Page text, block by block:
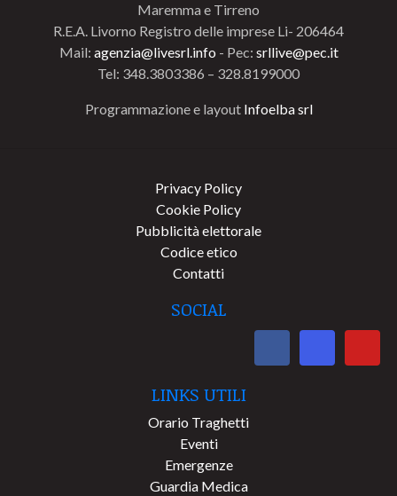
Maremma e Tirreno
R.E.A. Livorno Registro delle imprese Li- 206464
Mail: agenzia@livesrl.info - Pec: srllive@pec.it
Tel: 348.3803386 – 328.8199000
Programmazione e layout Infoelba srl
Privacy Policy
Cookie Policy
Pubblicità elettorale
Codice etico
Contatti
SOCIAL
LINKS UTILI
Orario Traghetti
Eventi
Emergenze
Guardia Medica